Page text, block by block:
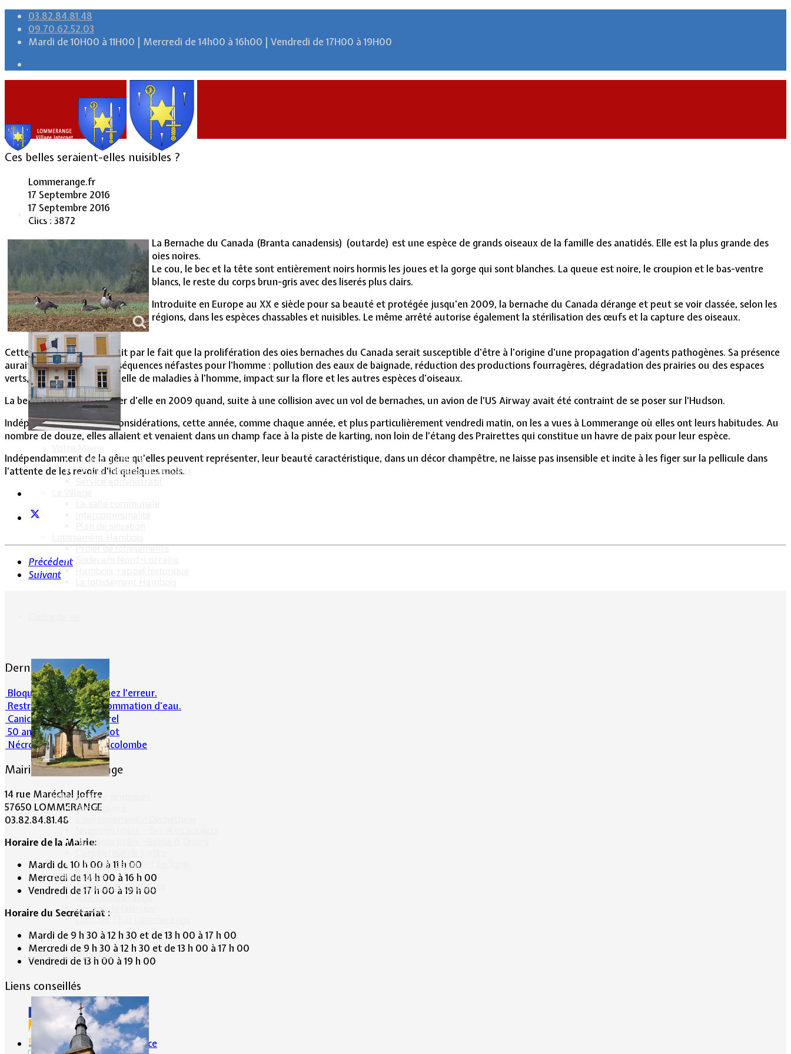
03.82.84.81.48
09.70.62.52.03
Mardi de 10H00 à 11H00 | Mercredi de 14h00 à 16h00 | Vendredi de 17H00 à 19H00
Accueil
Vie Municipale
Le mot du Maire
CR des conseils municipaux
Projet de lotissements
Informations pratiques
Bus scolaire
Numéros utiles -Santé & Divers
TIPI : Télépaiement en ligne
Associations
Anciens combattants
ASK Lommerange
Conseil de fabrique
Football Club Lommerange
Culture & Patrimoine
Ces belles seraient-elles nuisibles ?
Lommerange.fr
17 Septembre 2016
17 Septembre 2016
Clics : 3872
La Bernache du Canada (Branta canadensis) (outarde) est une espèce de grands oiseaux de la famille des anatidés. Elle est la plus grande des
oies noires.
Le cou, le bec et la tête sont entièrement noirs hormis les joues et la gorge qui sont blanches. La queue est noire, le croupion et le bas-ventre
blancs, le reste du corps brun-gris avec des liserés plus clairs.
Introduite en Europe au XX e siècle pour sa beauté et protégée jusqu'en 2009, la bernache du Canada dérange et peut se voir classée, selon les
régions, dans les espèces chassables et nuisibles. Le même arrêté autorise également la stérilisation des œufs et la capture des oiseaux.
Cette décision se justifierait par le fait que la prolifération des oies bernaches du Canada serait susceptible d'être à l'origine d'une propagation d'agents pathogènes. Sa présence
aurait de nombreuses conséquences néfastes pour l'homme : pollution des eaux de baignade, réduction des productions fourragères, dégradation des prairies ou des espaces
verts, transmission potentielle de maladies à l'homme, impact sur la flore et les autres espèces d'oiseaux.
La bernache avait fait parler d’elle en 2009 quand, suite à une collision avec un vol de bernaches, un avion de l’US Airway avait été contraint de se poser sur l’Hudson.
Indépendamment de ces considérations, cette année, comme chaque année, et plus particulièrement vendredi matin, on les a vues à Lommerange où elles ont leurs habitudes. Au
nombre de douze, elles allaient et venaient dans un champ face à la piste de karting, non loin de l’étang des Prairettes qui constitue un havre de paix pour leur espèce.
Indépendamment de la gêne qu’elles peuvent représenter, leur beauté caractéristique, dans un décor champêtre, ne laisse pas insensible et incite à les figer sur la pellicule dans
l’attente de les revoir d’ici quelques mois.
Précédent
Suivant
Dernières actualités
Bloqué en forêt. Cherchez l’erreur.
Restrictions sur la consommation d'eau.
Canicule et milieu naturel
50 ans d’histoires de foot
Nécrologie : Norbert Lacolombe
Mairie de Lommerange
14 rue Maréchal Joffre
57650 LOMMERANGE
03.82.84.81.48
Horaire de la Mairie:
Mardi de 10 h 00 à 11 h 00
Mercredi de 14 h 00 à 16 h 00
Vendredi de 17 h 00 à 19 h 00
Horaire du Secrétariat :
Mardi de 9 h 30 à 12 h 30 et de 13 h 00 à 17 h 00
Mercredi de 9 h 30 à 12 h 30 et de 13 h 00 à 17 h 00
Vendredi de 13 h 00 à 19 h 00
Liens conseillés
Portes de France